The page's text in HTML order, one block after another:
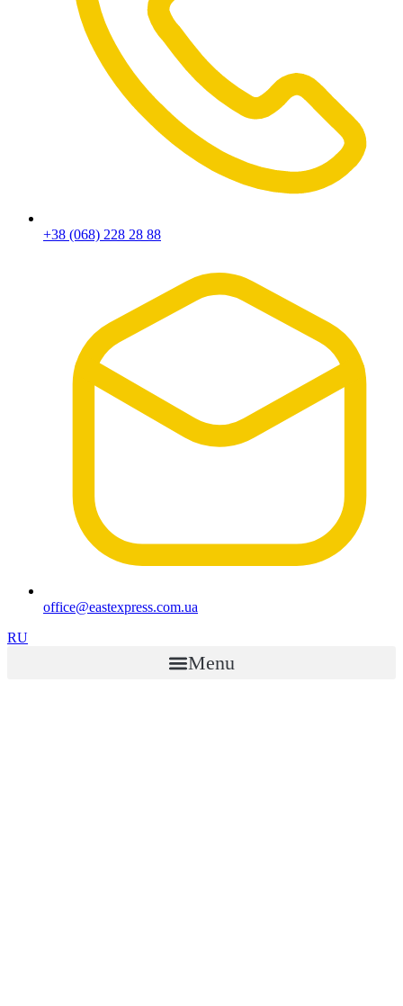
+38 (068) 228 28 88
office@eastexpress.com.ua
RU
Menu